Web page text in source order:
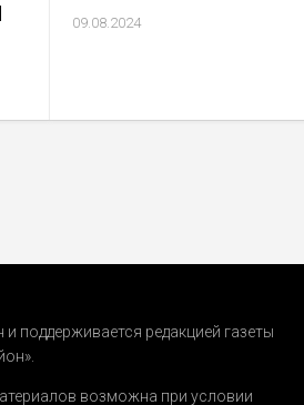
09.08.2024
поддерживается редакцией газеты
возможна при условии